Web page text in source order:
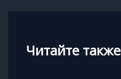
Читайте также